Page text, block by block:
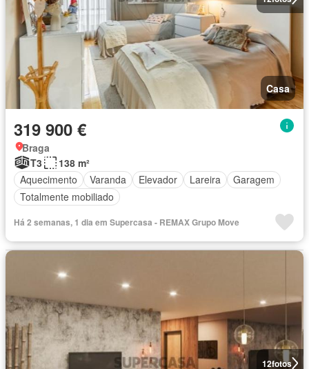
Casa
319 900 €
Braga
T3
138 m²
Aquecimento
Varanda Elevador Lareira
Garagem
Totalmente mobiliado
Há 2 semanas, 1 dia em Supercasa - REMAX Grupo Move
12fotos